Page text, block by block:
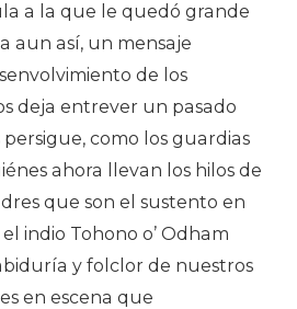
a la que le quedó grande
aun así, un mensaje
de los
deja entrever un pasado
como los guardias
ahora llevan los hilos de
que son el sustento en
indio Tohono o’ Odham
y folclor de nuestros
en escena que